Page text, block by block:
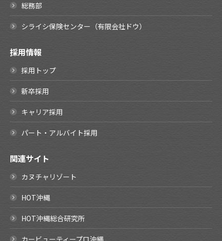
総務部
シライシ保険センター（有限会社ドウ）
採用情報
採用トップ
新卒採用
キャリア採用
パート・アルバイト採用
関連サイト
カヌチャリゾート
HOT沖縄
HOT沖縄総合研究所